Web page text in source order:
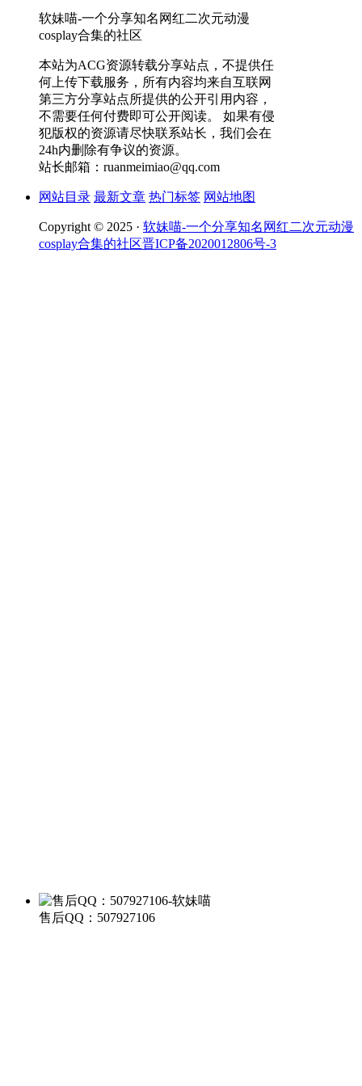
软妹喵-一个分享知名网红二次元动漫
cosplay合集的社区
本站为ACG资源转载分享站点，不提供任
何上传下载服务，所有内容均来自互联网
第三方分享站点所提供的公开引用内容，
不需要任何付费即可公开阅读。 如果有侵
犯版权的资源请尽快联系站长，我们会在
24h内删除有争议的资源。
站长邮箱：ruanmeimiao@qq.com
网站目录 最新文章 热门标签 网站地图
Copyright © 2025 · 软妹喵-一个分享知名网红二次元动漫
cosplay合集的社区晋ICP备2020012806号-3
售后QQ：507927106